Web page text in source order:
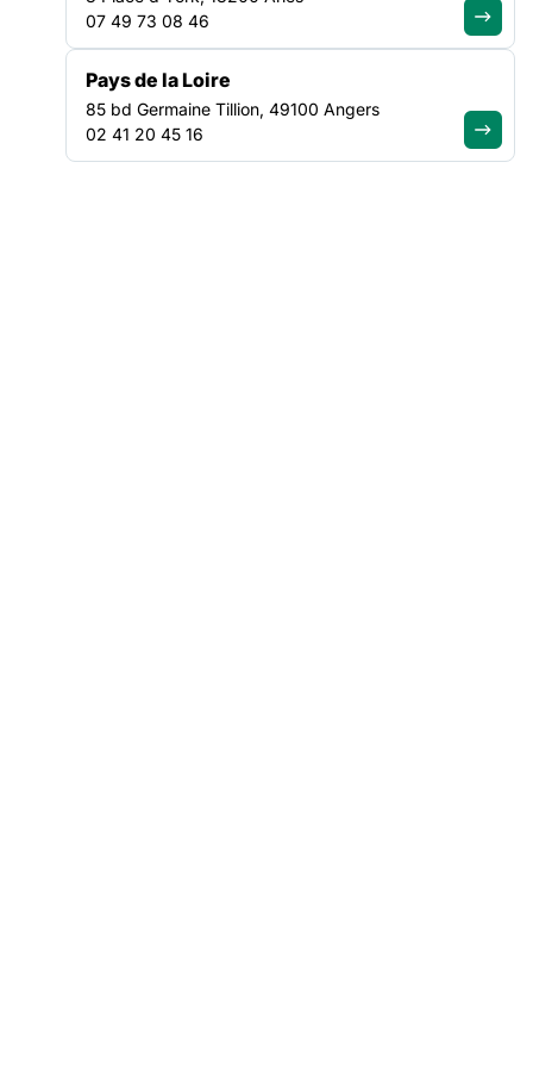
Solidairement votre,
L’équipe de la FAS Pays de la Loire
07 49 73 08 46
Pays de la Loire
85 bd Germaine Tillion, 49100 Angers
02 41 20 45 16